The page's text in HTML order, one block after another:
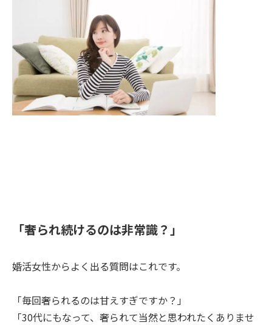
「奢られ続けるのは非常識？」
婚活女性からよく出る質問はこれです。
「毎回奢られるのは甘えすぎですか？」
「30代にもなって、奢られて当然と思われたくありませ